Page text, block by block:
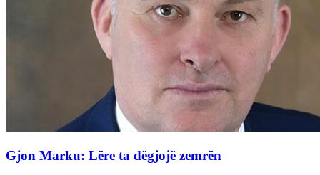
Gjon Marku: Lëre ta dëgjojë zemrën